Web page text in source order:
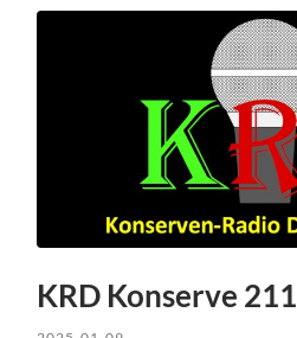
KRD Konserve 211